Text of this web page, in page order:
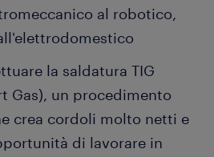
al robotico,
la saldatura TIG
Gas), un procedimento
crea cordoli molto netti e
di lavorare in